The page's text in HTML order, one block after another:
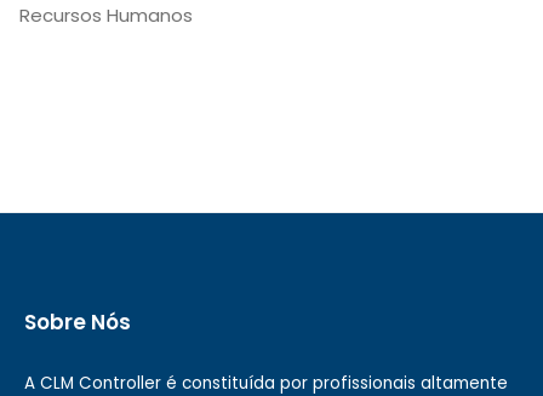
Recursos Humanos
Sobre Nós
A CLM Controller é constituída por profissionais altamente